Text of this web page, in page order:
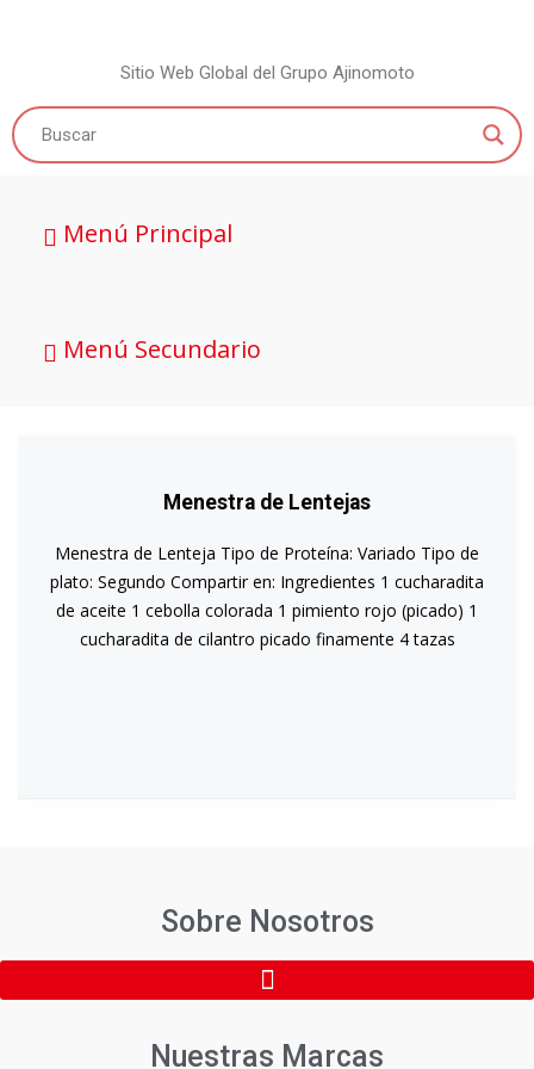
Sitio Web Global del Grupo Ajinomoto
Menú Principal
Menú Secundario
Menestra de Lentejas
Menestra de Lenteja Tipo de Proteína: Variado Tipo de
plato: Segundo Compartir en: Ingredientes 1 cucharadita
de aceite 1 cebolla colorada 1 pimiento rojo (picado) 1
cucharadita de cilantro picado finamente 4 tazas
Sobre Nosotros
Nuestras Marcas